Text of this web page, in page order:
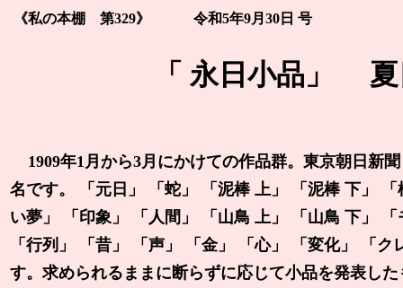
《私の本棚 第329》 令和5年9月30日 号
「 永日小品」
1909年1月から3月にかけての作品群。東京朝日新
名です。 「元日」 「蛇」 「泥棒 上」 「泥棒 下」
い夢」 「印象」 「人間」 「山鳥 上」 「山鳥 下」
「行列」 「昔」 「声」 「金」 「心」 「変化」 「
す。求められるままに断らずに応じて小品を発表し